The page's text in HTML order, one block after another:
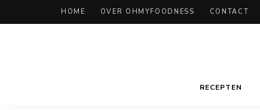
HOME OVER OHMYFOODNESS CONTACT
RECEPTEN